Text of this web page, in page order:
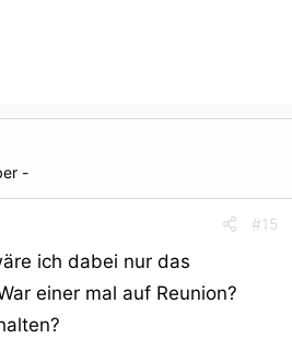
-
#15
ich dabei nur das
einer mal auf Reunion?